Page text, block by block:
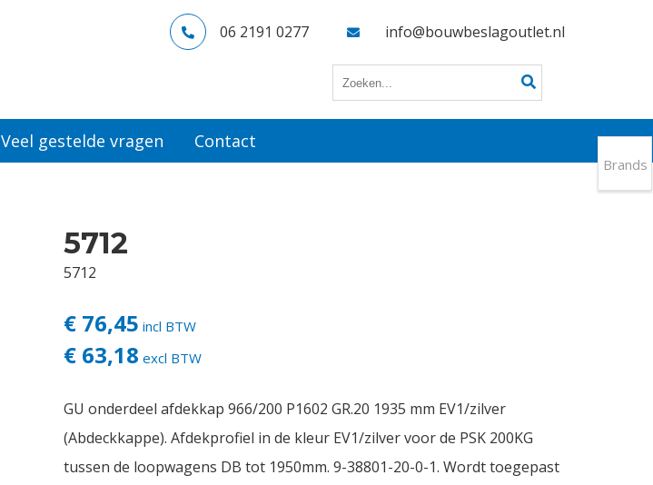
06 2191 0277 info@bouwbeslagoutlet.nl
Veel gestelde vragen Contact
5712
5712
€ 76,45 incl BTW
€ 63,18 excl BTW
GU onderdeel afdekkap 966/200 P1602 GR.20 1935 mm EV1/zilver
(Abdeckkappe). Afdekprofiel in de kleur EV1/zilver voor de PSK 200KG
tussen de loopwagens DB tot 1950mm. 9-38801-20-0-1. Wordt toegepast
Brands